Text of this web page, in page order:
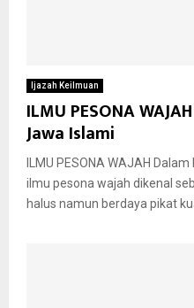
Ijazah Keilmuan
ILMU PESONA
Jawa Islami
ILMU PESONA WAJAH
ilmu pesona wajah dikenal
halus namun berdaya pikat